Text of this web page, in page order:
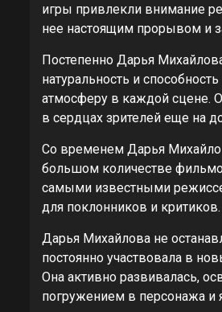
игры привлекли внимание
нее настоящим прорывом и
Постепенно Дарья
натуральность и
атмосферу в каждой сцене.
в сердцах зрителей еще на
Со временем Дарья
большом количестве
самыми известными
для поклонников и критиков.
Дарья Михайлова не
постоянно участвовала в
Она активно развивалась,
погружением в персонажа и